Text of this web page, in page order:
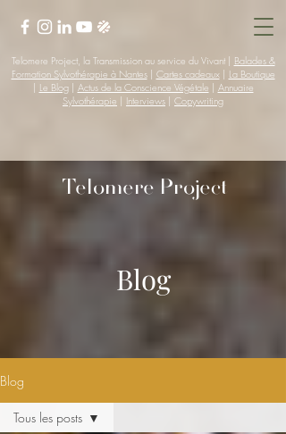
Telomere Project
Telomere Project, la Transmission au service du Vivant | Balades &
Formation Sylvothérapie à Nantes| Cartes cadeaux| La Boutique
| Le Blog| Actus de la Conscience Végétale | Annuaire
Sylvothérapie | Interviews | Copywriting
Blog
Blog
Tous les posts